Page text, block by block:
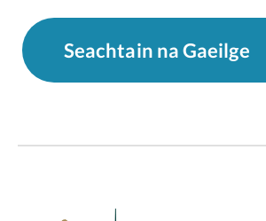
Seachtain na Gaeilge